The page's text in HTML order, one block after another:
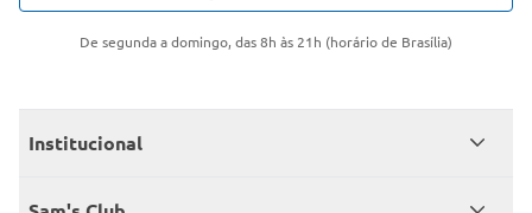
De segunda a domingo, das 8h às 21h (horário de Brasília)
Institucional
Quem somos